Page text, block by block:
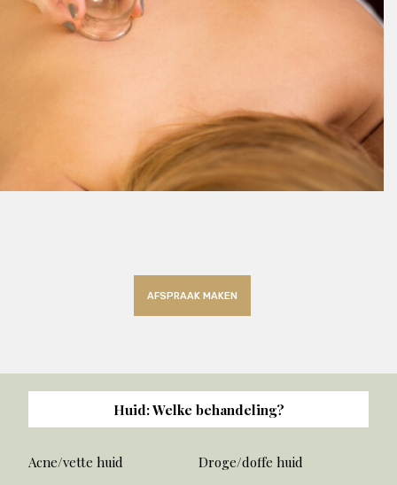
AFSPRAAK MAKEN
Huid: Welke behandeling?
Acne/vette huid
Droge/doffe huid